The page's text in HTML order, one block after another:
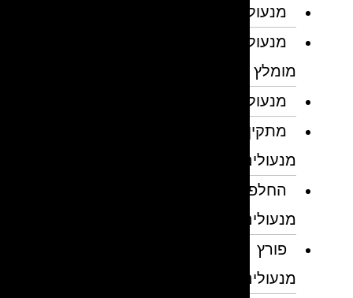
מנעולן
מנעולן
מומלץ
מנעולנים
מתקין
מנעולים
החלפת
מנעולים
פורץ
מנעולים